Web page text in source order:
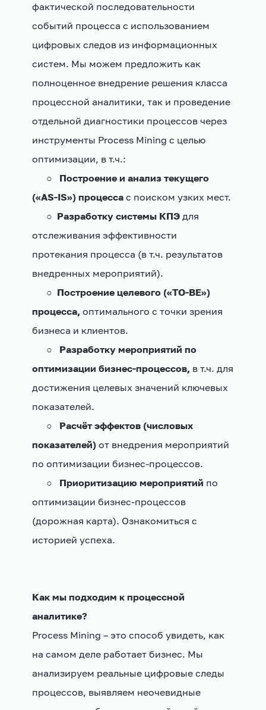
фактической последовательности
событий процесса с использованием
цифровых следов из информационных
систем. Мы можем предложить как
полноценное внедрение решения класса
процессной аналитики, так и проведение
отдельной диагностики процессов через
инструменты Process Mining с целью
оптимизации, в т.ч.:
○ Построение и анализ текущего
(«AS-IS») процесса с поиском узких мест.
○ Разработку системы КПЭ для
отслеживания эффективности
протекания процесса (в т.ч. результатов
внедренных мероприятий).
○ Построение целевого («TO-BE»)
процесса, оптимального с точки зрения
бизнеса и клиентов.
○ Разработку мероприятий по
оптимизации бизнес-процессов, в т.ч. для
достижения целевых значений ключевых
показателей.
○ Расчёт эффектов (числовых
показателей) от внедрения мероприятий
по оптимизации бизнес-процессов.
○ Приоритизацию мероприятий по
оптимизации бизнес-процессов
(дорожная карта). Ознакомиться с
историей успеха.
Как мы подходим к процессной
аналитике?
Process Mining – это способ увидеть, как
на самом деле работает бизнес. Мы
анализируем реальные цифровые следы
процессов, выявляем неочевидные